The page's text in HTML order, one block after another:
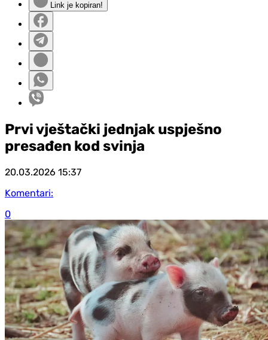
Link je kopiran!
Prvi vještački jednjak uspješno
presađen kod svinja
20.03.2026 15:37
Komentari:
0